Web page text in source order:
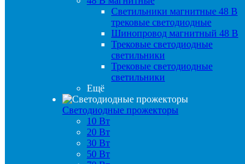
Светильники магнитные 48 В
трековые светодиодные
Шинопровод магнитный 48 В
Трековые светодиодные
светильники
Трековые светодиодные
светильники
Ещё
Светодиодные прожекторы
10 Вт
20 Вт
30 Вт
50 Вт